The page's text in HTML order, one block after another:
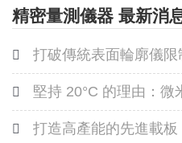
精密量測儀器 最新消
打破傳統表面輪廓儀
堅持 20°C 的理由：
打造高產能的先進載